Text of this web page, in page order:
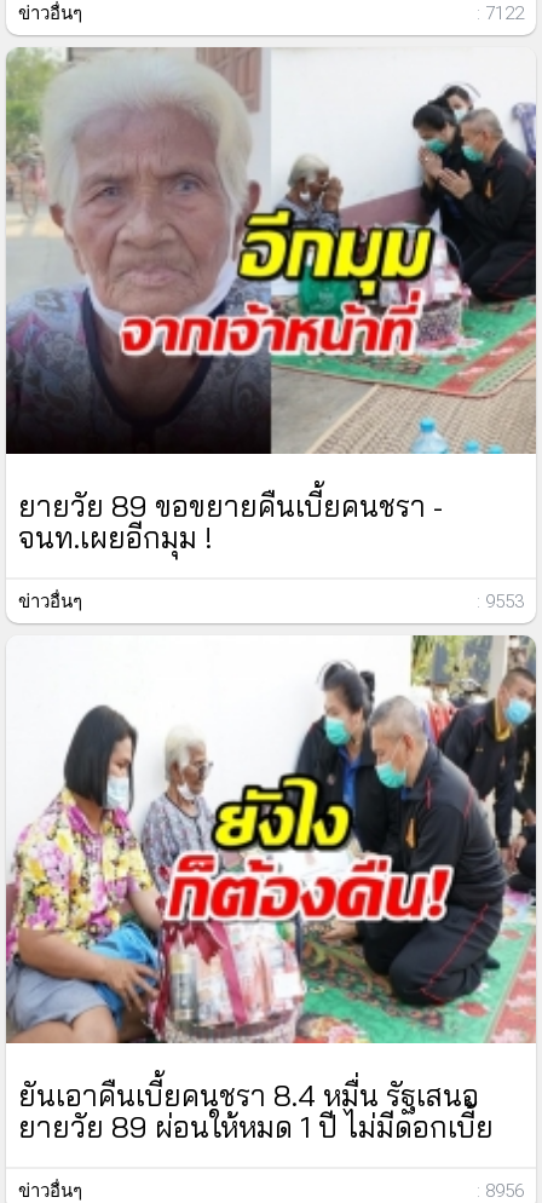
ข่าวอื่นๆ : 7122
ยายวัย 89 ขอขยายคืนเบี้ยคนชรา -
จนท.เผยอีกมุม !
ข่าวอื่นๆ : 9553
ยันเอาคืนเบี้ยคนชรา 8.4 หมื่น รัฐเสนอ
ยายวัย 89 ผ่อนให้หมด 1 ปี ไม่มีดอกเบี้ย
ข่าวอื่นๆ : 8956